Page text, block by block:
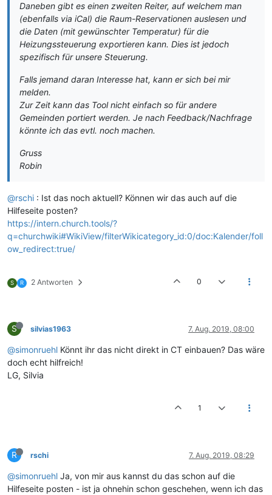
Daneben gibt es einen zweiten Reiter, auf welchem man
(ebenfalls via iCal) die Raum-Reservationen auslesen und
die Daten (mit gewünschter Temperatur) für die
Heizungssteuerung exportieren kann. Dies ist jedoch
spezifisch für unsere Steuerung.
Falls jemand daran Interesse hat, kann er sich bei mir
melden.
Zur Zeit kann das Tool nicht einfach so für andere
Gemeinden portiert werden. Je nach Feedback/Nachfrage
könnte ich das evtl. noch machen.
Gruss
Robin
@rschi : Ist das noch aktuell? Können wir das auch auf die
Hilfeseite posten?
https://intern.church.tools/?
q=churchwiki#WikiView/filterWikicategory_id:0/doc:Kalender/foll
ow_redirect:true/
S R 2 Antworten 0
S silvias1963 7. Aug. 2019, 08:00
@simonruehl Könnt ihr das nicht direkt in CT einbauen? Das wäre
doch echt hilfreich!
LG, Silvia
1
R rschi 7. Aug. 2019, 08:29
@simonruehl Ja, von mir aus kannst du das schon auf die
Hilfeseite posten - ist ja ohnehin schon geschehen, wenn ich das